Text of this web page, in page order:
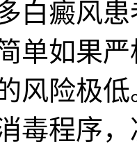
白癜风
单如果
风险极
毒程序